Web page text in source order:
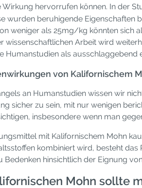
Wirkung hervorrufen können. In der
wurden beruhigende
weniger als 25mg/kg könnten sich
wissenschaftlichen Arbeit wird
Humanstudien als ausschlaggebend
von Kalifornischem
an Humanstudien wissen wir
sicher zu sein, mit nur wenigen
insbesondere wenn man
mit Kalifornischem Mohn
kombiniert wird, besteht
Bedenken hinsichtlich der Eignung
Mohn sollte